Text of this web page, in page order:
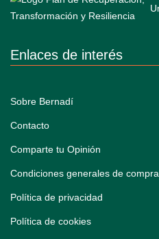
Enlaces de interés
Sobre Bernadí
Contacto
Comparte tu Opinión
Condiciones generales de compra
Política de privacidad
Política de cookies